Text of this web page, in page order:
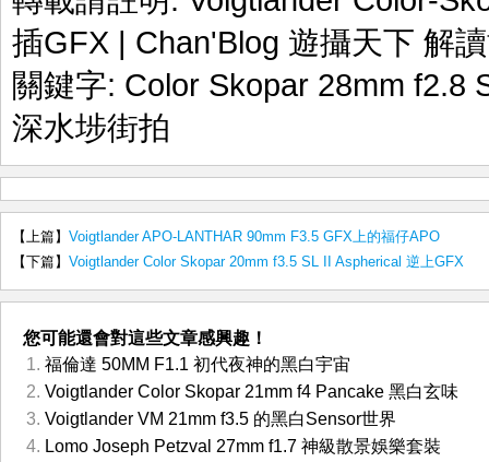
插GFX | Chan'Blog 遊攝天下 解
關鍵字: Color Skopar 28mm f2.8
深水埗街拍
【上篇】 Voigtlander APO-LANTHAR 90mm F3.5 GFX上的福仔APO
【下篇】 Voigtlander Color Skopar 20mm f3.5 SL II Aspherical 逆上GFX
您可能還會對這些文章感興趣！
福倫達 50MM F1.1 初代夜神的黑白宇宙
Voigtlander Color Skopar 21mm f4 Pancake 黑白玄味
Voigtlander VM 21mm f3.5 的黑白Sensor世界
Lomo Joseph Petzval 27mm f1.7 神級散景娛樂套裝